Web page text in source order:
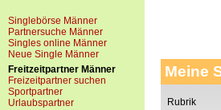
Singlebörse Männer
Partnersuche Männer
Singles online Männer
Neue Single Männer
Freitzeitpartner Männer
Freizeitpartner suchen
Sportpartner
Urlaubspartner
Meine
Rubrik